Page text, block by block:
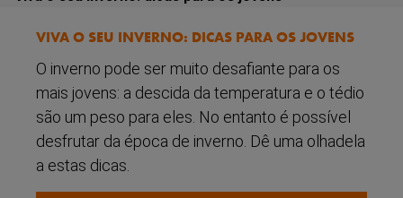
VIVA O SEU INVERNO: DICAS PARA OS JOVENS
O inverno pode ser muito desafiante para os
mais jovens: a descida da temperatura e o tédio
são um peso para eles. No entanto é possível
desfrutar da época de inverno. Dê uma olhadela
a estas dicas.